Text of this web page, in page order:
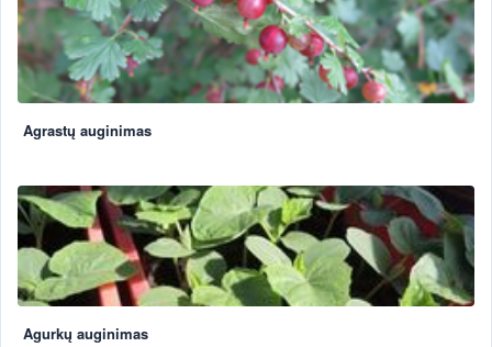
Agrastų auginimas
Agurkų auginimas